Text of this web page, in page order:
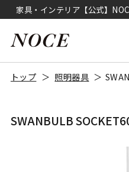
家具・インテリア【公式】
トップ 照明器具
SWANBULB